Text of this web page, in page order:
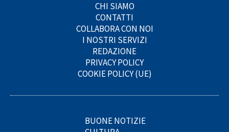
CHI SIAMO
CONTATTI
COLLABORA CON NOI
I NOSTRI SERVIZI
REDAZIONE
PRIVACY POLICY
COOKIE POLICY (UE)
BUONE NOTIZIE